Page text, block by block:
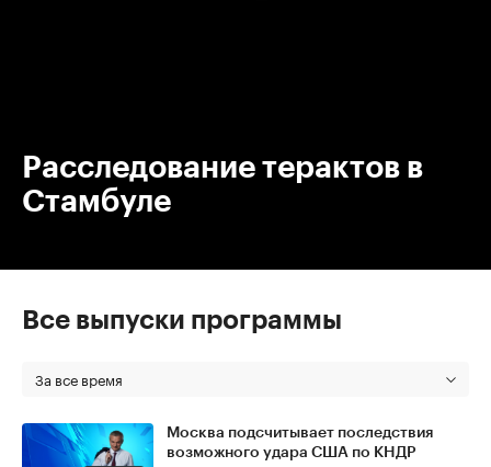
Расследование терактов в
Стамбуле
Все выпуски программы
За все время
Москва подсчитывает последствия
возможного удара США по КНДР